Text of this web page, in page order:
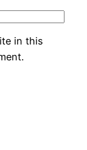
in this